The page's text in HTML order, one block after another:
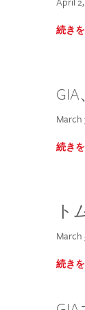
続き
March
続き
ト
March
続き